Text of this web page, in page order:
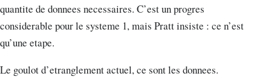
quantite de donnees necessaires. C’est un progres
considerable pour le systeme 1, mais Pratt insiste : ce n’est
qu’une etape.
Le goulot d’etranglement actuel, ce sont les donnees.